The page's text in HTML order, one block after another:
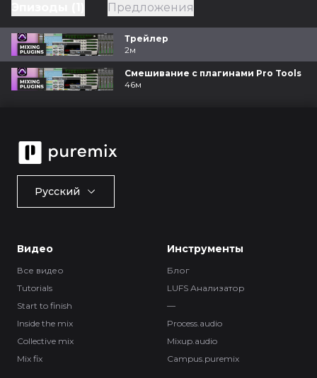
Предложения
Трейлер
2м
Смешивание с плагинами Pro Tools
46м
Русский
Видео
Все видео
Tutorials
Start to finish
Inside the mix
Collective mix
Mix fix
Инструменты
Блог
LUFS Анализатор
—
Process.audio
Mixup.audio
Campus.puremix